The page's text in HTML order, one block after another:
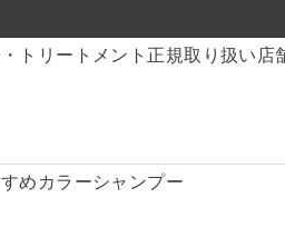
トリートメント正規取り扱い店
めカラーシャンプー